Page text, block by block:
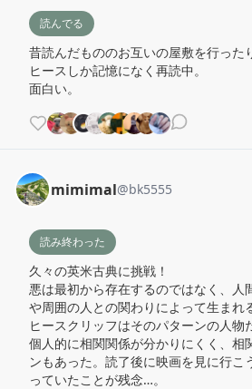
読んでる
昔読んだもののお互いの屋敷を行った
ヒースしか記憶になく再読中。
面白い。
mimimal@bk5555
読み終わった
久々の英米古典に挑戦！
悪は最初から存在するのではなく、人
や周囲の人との関わりによって生まれ
ヒースクリッフはそのパターンの人物
個人的に相関関係が分かりにくく、相
ンもあった。読了後に映画を見に行こ
っていたことが残念…。